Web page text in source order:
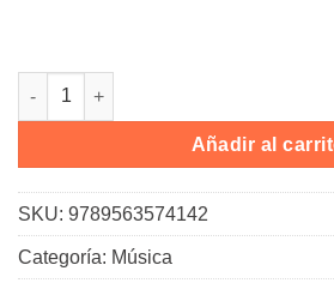
Cuaderno de Oboe cantidad
Añadir al
SKU: 9789563574142
Categoría: Música